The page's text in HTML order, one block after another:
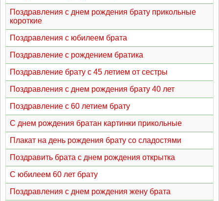
Поздравления с днем рождения брату прикольные
короткие
Поздравления с юбилеем брата
Поздравление с рождением братика
Поздравление брату с 45 летием от сестры
Поздравления с днем рождения брату 40 лет
Поздравление с 60 летием брату
С днем рождения братан картинки прикольные
Плакат на день рождения брату со сладостями
Поздравить брата с днем рождения открытка
С юбилеем 60 лет брату
Поздравления с днем рождения жену брата